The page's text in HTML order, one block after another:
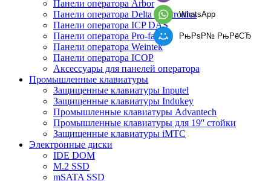
Панели оператора Arbor
Панели оператора Delta Electronics
Панели оператора ICP DAS
Панели оператора Pro-face
Панели оператора Weintek
Панели оператора ICOP
Аксессуары для панелей оператора
Промышленные клавиатуры
Защищенные клавиатуры Inputel
Защищенные клавиатуры Indukey
Промышленные клавиатуры Advantech
Промышленные клавиатуры для 19'' стойки
Защищенные клавиатуры iMTC
Электронные диски
IDE DOM
M.2 SSD
mSATA SSD
WhatsApp
РњРѕР№ РњРёСЂ